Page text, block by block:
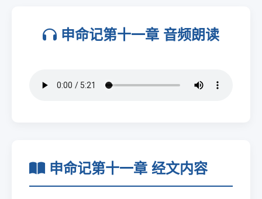
申命记第十一章 音频朗读
申命记第十一章 经文内容